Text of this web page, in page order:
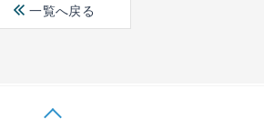
一覧へ戻る